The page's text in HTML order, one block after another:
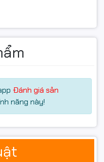
Đánh giá sản
năng này!